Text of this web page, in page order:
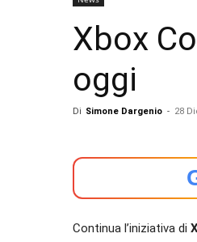
Xbox
oggi
Di Simone Dargenio - 28
Continua l’iniziativa di